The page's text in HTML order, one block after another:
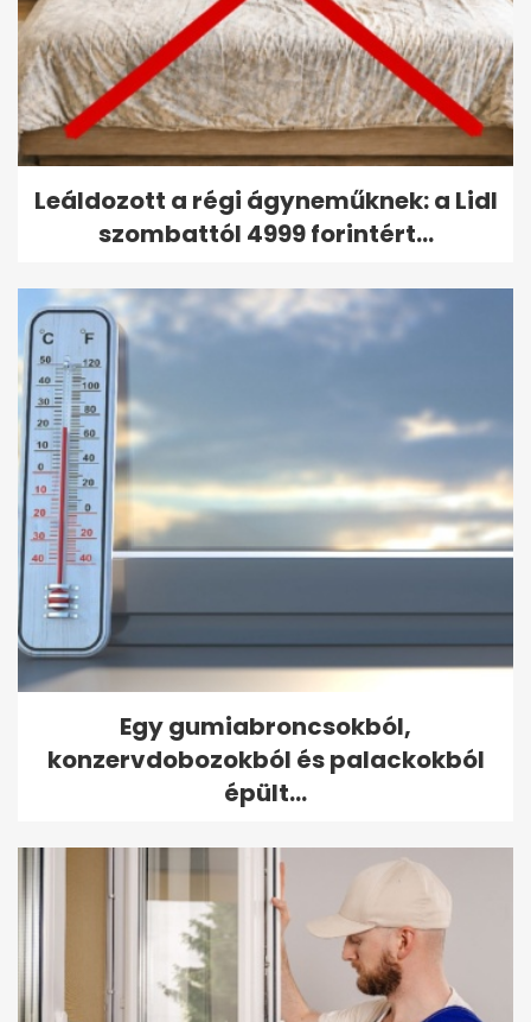
Leáldozott a régi ágyneműknek: a Lidl
szombattól 4999 forintért...
Egy gumiabroncsokból,
konzervdobozokból és palackokból
épült...